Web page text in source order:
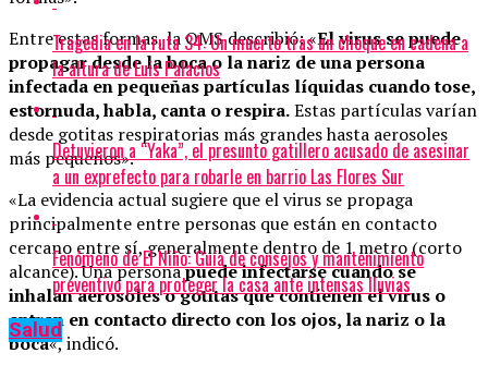
Entre estas formas, la OMS describió: «El virus se puede
propagar desde la boca o la nariz de una persona
infectada en pequeñas partículas líquidas cuando tose,
estornuda, habla, canta o respira.Estas partículas varían
desde gotitas respiratorias más grandes hasta aerosoles
más pequeños».
«La evidencia actual sugiere que el virus se propaga
principalmente entre personas que están en contacto
cercano entre sí, generalmente dentro de 1 metro (corto
alcance). Una personapuede infectarse cuando se
inhalan aerosoles o gotitas que contienen el virus o
entran en contacto directo con los ojos, la nariz o la
boca«, indicó.
Tragedia en la ruta 34: Un muerto tras un choque en cadena a
la altura de Luis Palacios
Detuvieron a “Yaka”, el presunto gatillero acusado de asesinar
a un exprefecto para robarle en barrio Las Flores Sur
Fenómeno de El Niño: Guía de consejos y mantenimiento
preventivo para proteger la casa ante intensas lluvias
Salud